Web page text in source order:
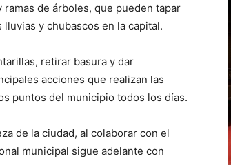
de árboles, que pueden tapar
y chubascos en la capital.
retirar basura y dar
acciones que realizan las
puntos del municipio todos los días.
de la ciudad, al colaborar con el
municipal sigue adelante con